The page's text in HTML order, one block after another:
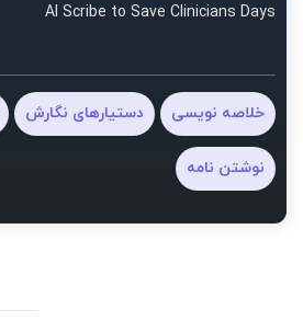
AI Scribe to Save Clinicians Days
خلاصه نویسی دستیارهای نگارش
نوشتن نامه